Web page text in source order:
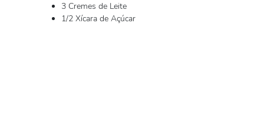
3 Cremes de Leite
1/2 Xícara de Açúcar